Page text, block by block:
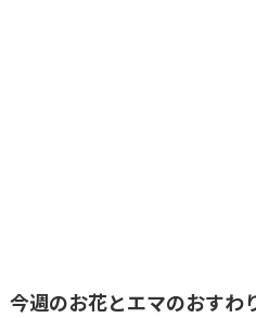
今週のお花とエマのおすわ